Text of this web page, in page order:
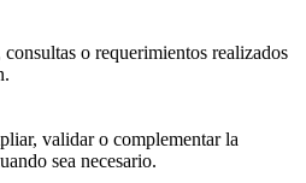
o requerimientos realizados
validar o complementar la
sea necesario.